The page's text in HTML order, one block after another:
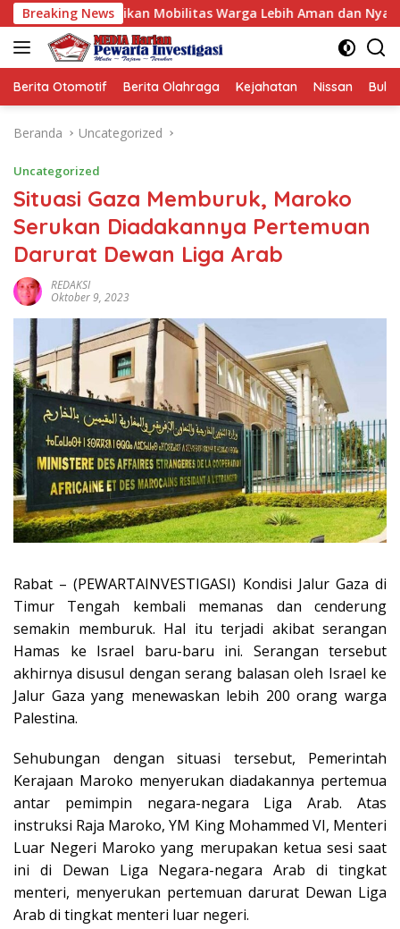
Langsung
ke
konten
Breaking News
Pastikan Mobilitas Warga Lebih Aman dan Nyaman
Berita Otomotif Berita Olahraga Kejahatan Nissan
Beranda Uncategorized
Uncategorized
Situasi Gaza Memburuk, Maroko
Serukan Diadakannya Pertemuan
Darurat Dewan Liga Arab
REDAKSI
Oktober 9, 2023
Rabat – (PEWARTAINVESTIGASI) Kondisi Jalur Gaza di
Timur Tengah kembali memanas dan cenderung
semakin memburuk. Hal itu terjadi akibat serangan
Hamas ke Israel baru-baru ini. Serangan tersebut
akhirnya disusul dengan serang balasan oleh Israel ke
Jalur Gaza yang menewaskan lebih 200 orang warga
Palestina.
Sehubungan dengan situasi tersebut, Pemerintah
Kerajaan Maroko menyerukan diadakannya pertemua
antar pemimpin negara-negara Liga Arab. Atas
instruksi Raja Maroko, YM King Mohammed VI, Menteri
Luar Negeri Maroko yang merupakan ketua sesi saat
ini di Dewan Liga Negara-negara Arab di tingkat
menteri, menyerukan pertemuan darurat Dewan Liga
Arab di tingkat menteri luar negeri.